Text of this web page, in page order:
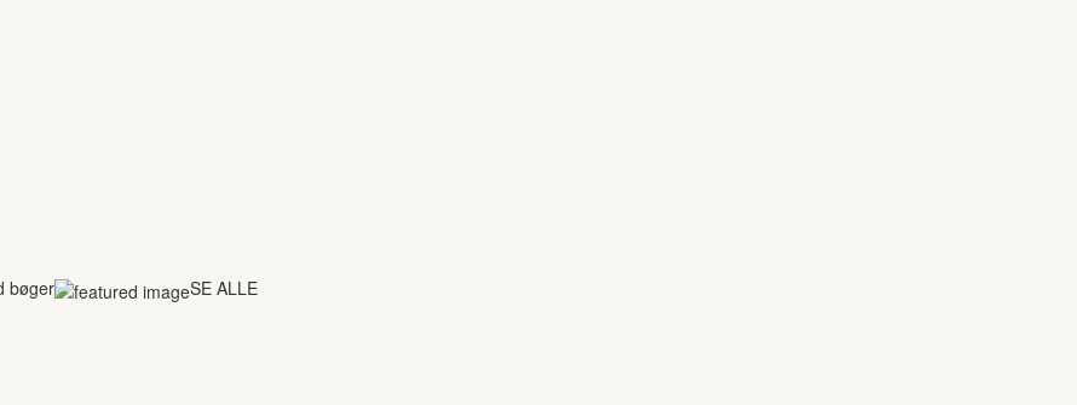
bøger
SE ALLE